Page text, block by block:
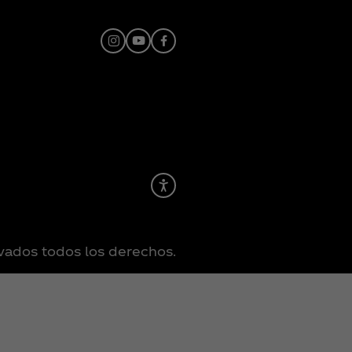
Instagram
YoutubeFacebook
Recite Me
todos los derechos.